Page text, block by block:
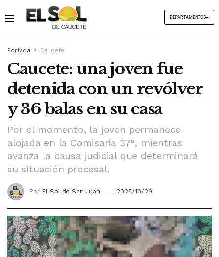
DEPARTAMENTOS
Portada Caucete
Caucete: una joven fue
detenida con un revólver
y 36 balas en su casa
Por el momento, la joven permanece
alojada en la Comisaría 37°, mientras
avanza la causa judicial que determinará
su situación procesal.
Por El Sol de San Juan 2025/10/29